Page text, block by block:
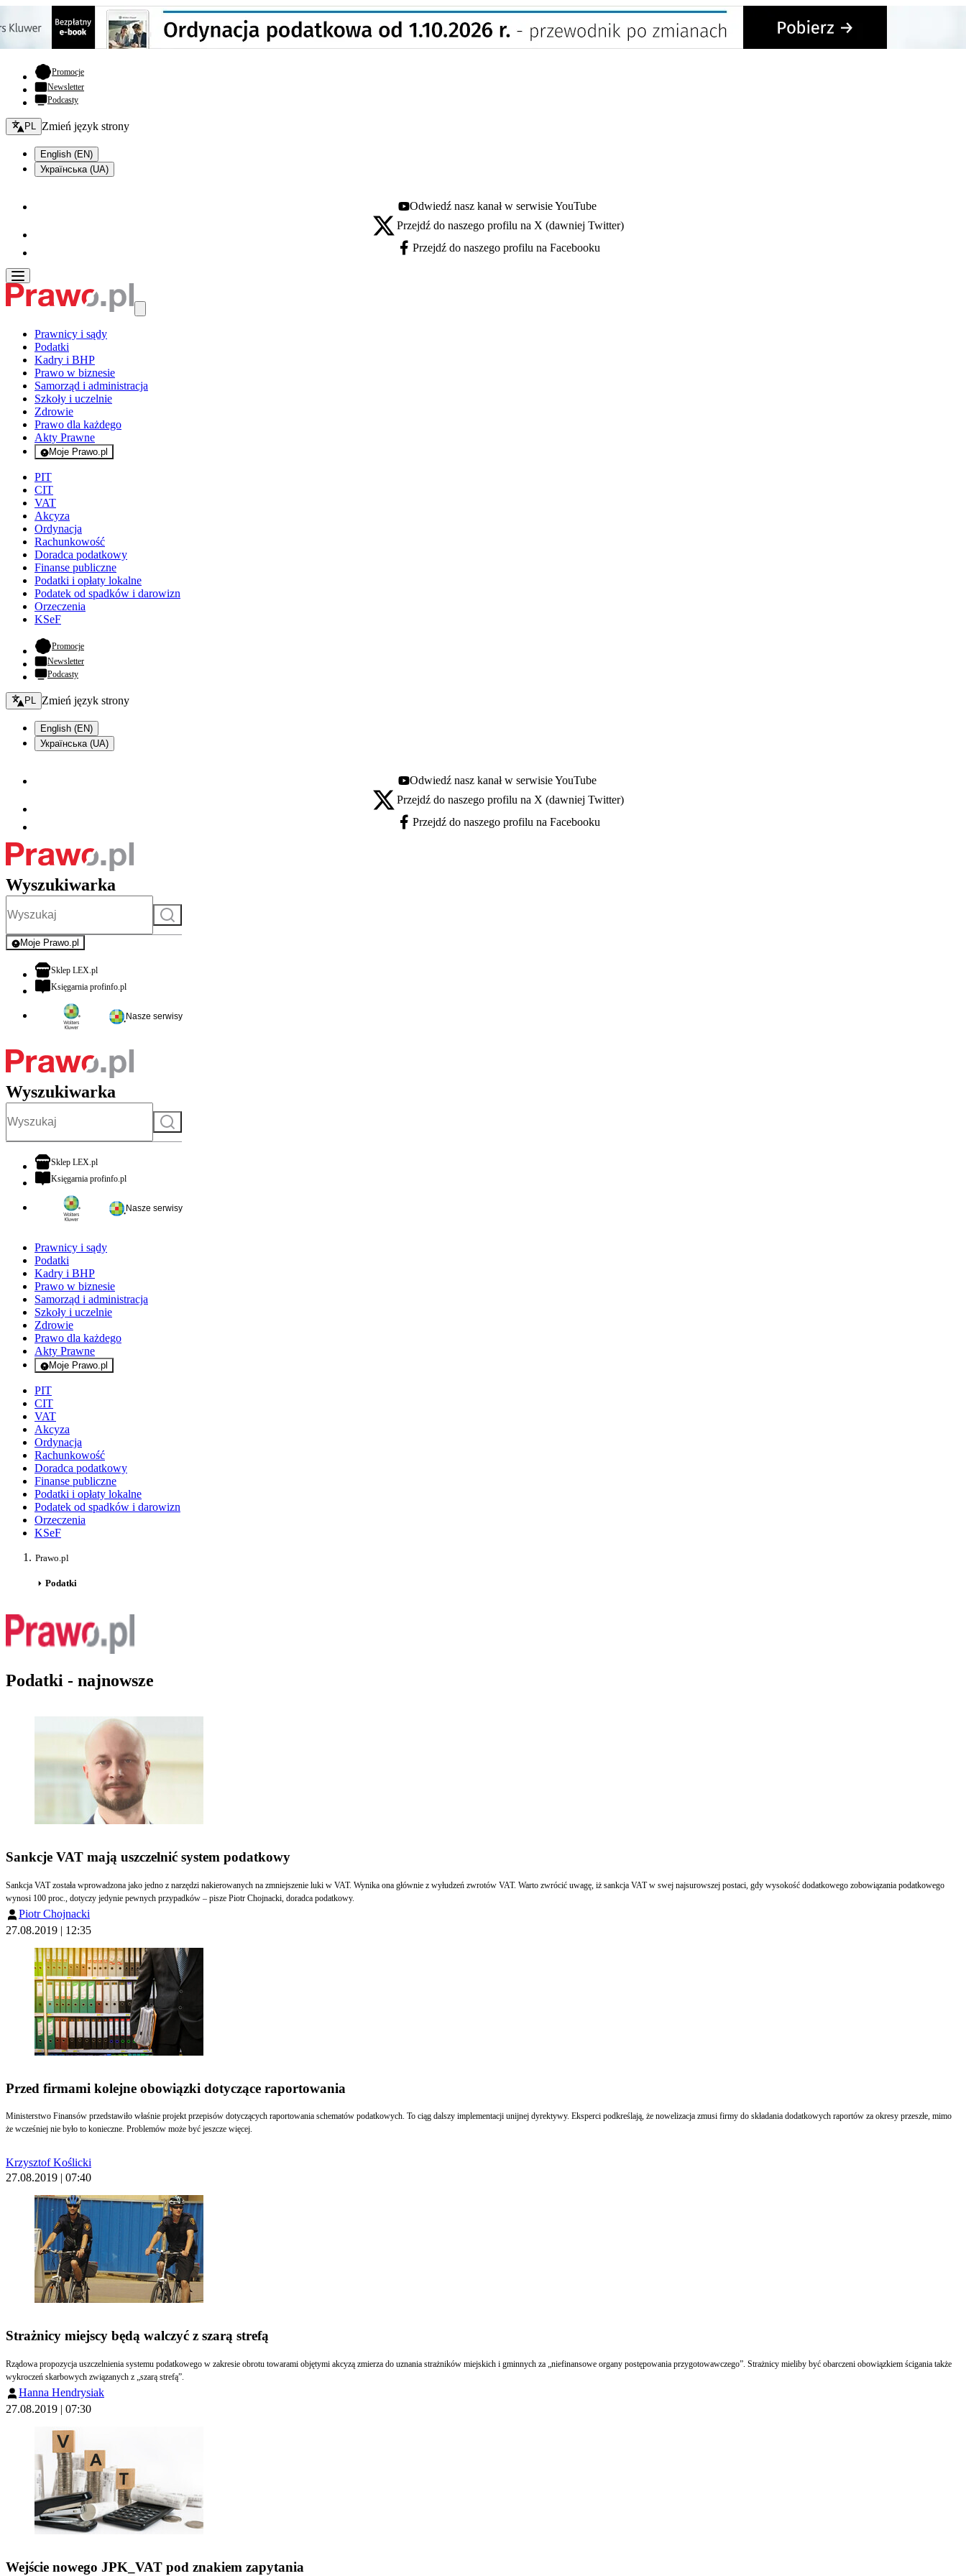
Promocje- otwiera się w nowej karcie
Newsletter
Podcasty
Zmień język - bieżący:
PL Zmień język strony
English (EN)
Українська (UA)
Youtube - otwiera się w nowej karcie
Odwiedź nasz kanał w serwisie YouTube
X - otwiera się w nowej karcie
Przejdź do naszego profilu na X (dawniej Twitter)
Facebook - otwiera się w nowej karcie
Przejdź do naszego profilu na Facebooku
Prawnicy i sądy
Podatki
Kadry i BHP
Prawo w biznesie
Samorząd i administracja
Szkoły i uczelnie
Zdrowie
Prawo dla każdego
Akty Prawne
Moje Prawo.pl
- rejestracja i logowanie do serwisu
PIT
CIT
VAT
Akcyza
Ordynacja
Rachunkowość
Doradca podatkowy
Finanse publiczne
Podatki i opłaty lokalne
Podatek od spadków i darowizn
Orzeczenia
KSeF
Promocje- otwiera się w nowej karcie
Newsletter
Podcasty
Zmień język - bieżący:
PL Zmień język strony
English (EN)
Українська (UA)
Youtube - otwiera się w nowej karcie
Odwiedź nasz kanał w serwisie YouTube
X - otwiera się w nowej karcie
Przejdź do naszego profilu na X (dawniej Twitter)
Facebook - otwiera się w nowej karcie
Przejdź do naszego profilu na Facebooku
Wyszukiwarka
Szukaj
Moje Prawo.pl
- rejestracja i logowanie do serwisu
Sklep LEX.plotwiera się w nowej karcie
Księgarnia profinfo.plotwiera się w nowej karcie
Nasze serwisy
Wyszukiwarka
Szukaj
Sklep LEX.plotwiera się w nowej karcie
Księgarnia profinfo.plotwiera się w nowej karcie
Nasze serwisy
Prawnicy i sądy
Podatki
Kadry i BHP
Prawo w biznesie
Samorząd i administracja
Szkoły i uczelnie
Zdrowie
Prawo dla każdego
Akty Prawne
Moje Prawo.pl
- rejestracja i logowanie do serwisu
PIT
CIT
VAT
Akcyza
Ordynacja
Rachunkowość
Doradca podatkowy
Finanse publiczne
Podatki i opłaty lokalne
Podatek od spadków i darowizn
Orzeczenia
KSeF
Prawo.pl
Podatki
Podatki - najnowsze
Sankcje VAT mają uszczelnić system podatkowy
Sankcja VAT została wprowadzona jako jedno z narzędzi nakierowanych na zmniejszenie luki w VAT. Wynika ona głównie z wyłudzeń zwrotów VAT. Warto zwrócić uwagę, iż sankcja VAT w swej najsurowszej postaci, gdy wysokość dodatkowego zobowiązania podatkowego
wynosi 100 proc., dotyczy jedynie pewnych przypadków – pisze Piotr Chojnacki, doradca podatkowy.
Piotr Chojnacki
27.08.2019 | 12:35
Przed firmami kolejne obowiązki dotyczące raportowania
Ministerstwo Finansów przedstawiło właśnie projekt przepisów dotyczących raportowania schematów podatkowych. To ciąg dalszy implementacji unijnej dyrektywy. Eksperci podkreślają, że nowelizacja zmusi firmy do składania dodatkowych raportów za okresy przeszłe, mimo
że wcześniej nie było to konieczne. Problemów może być jeszcze więcej.
Krzysztof Koślicki
27.08.2019 | 07:40
Strażnicy miejscy będą walczyć z szarą strefą
Rządowa propozycja uszczelnienia systemu podatkowego w zakresie obrotu towarami objętymi akcyzą zmierza do uznania strażników miejskich i gminnych za „niefinansowe organy postępowania przygotowawczego”. Strażnicy mieliby być obarczeni obowiązkiem ścigania także
wykroczeń skarbowych związanych z „szarą strefą”.
Hanna Hendrysiak
27.08.2019 | 07:30
Wejście nowego JPK_VAT pod znakiem zapytania